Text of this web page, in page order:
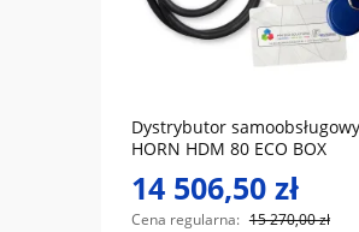
Dystrybutor samoobsługowy
HORN HDM 80 ECO BOX
14 506,50 zł
Cena regularna: 15 270,00 zł
do koszyka